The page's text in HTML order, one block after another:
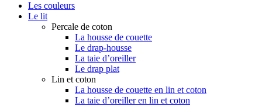
Les couleurs
Le lit
Percale de coton
La housse de couette
Le drap-housse
La taie d’oreiller
Le drap plat
Lin et coton
La housse de couette en lin et coton
La taie d’oreiller en lin et coton